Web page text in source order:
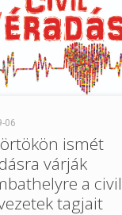
06
ismét
várják
a civil
tagjait